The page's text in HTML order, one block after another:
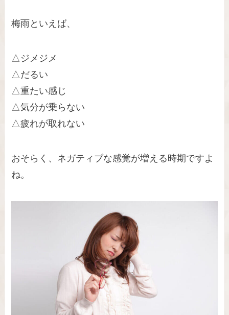
梅雨といえば、
△ジメジメ
△だるい
△重たい感じ
△気分が乗らない
△疲れが取れない
おそらく、ネガティブな感覚が増える時期ですよ
ね。